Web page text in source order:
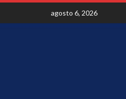
Skip
content
agosto 6, 2026